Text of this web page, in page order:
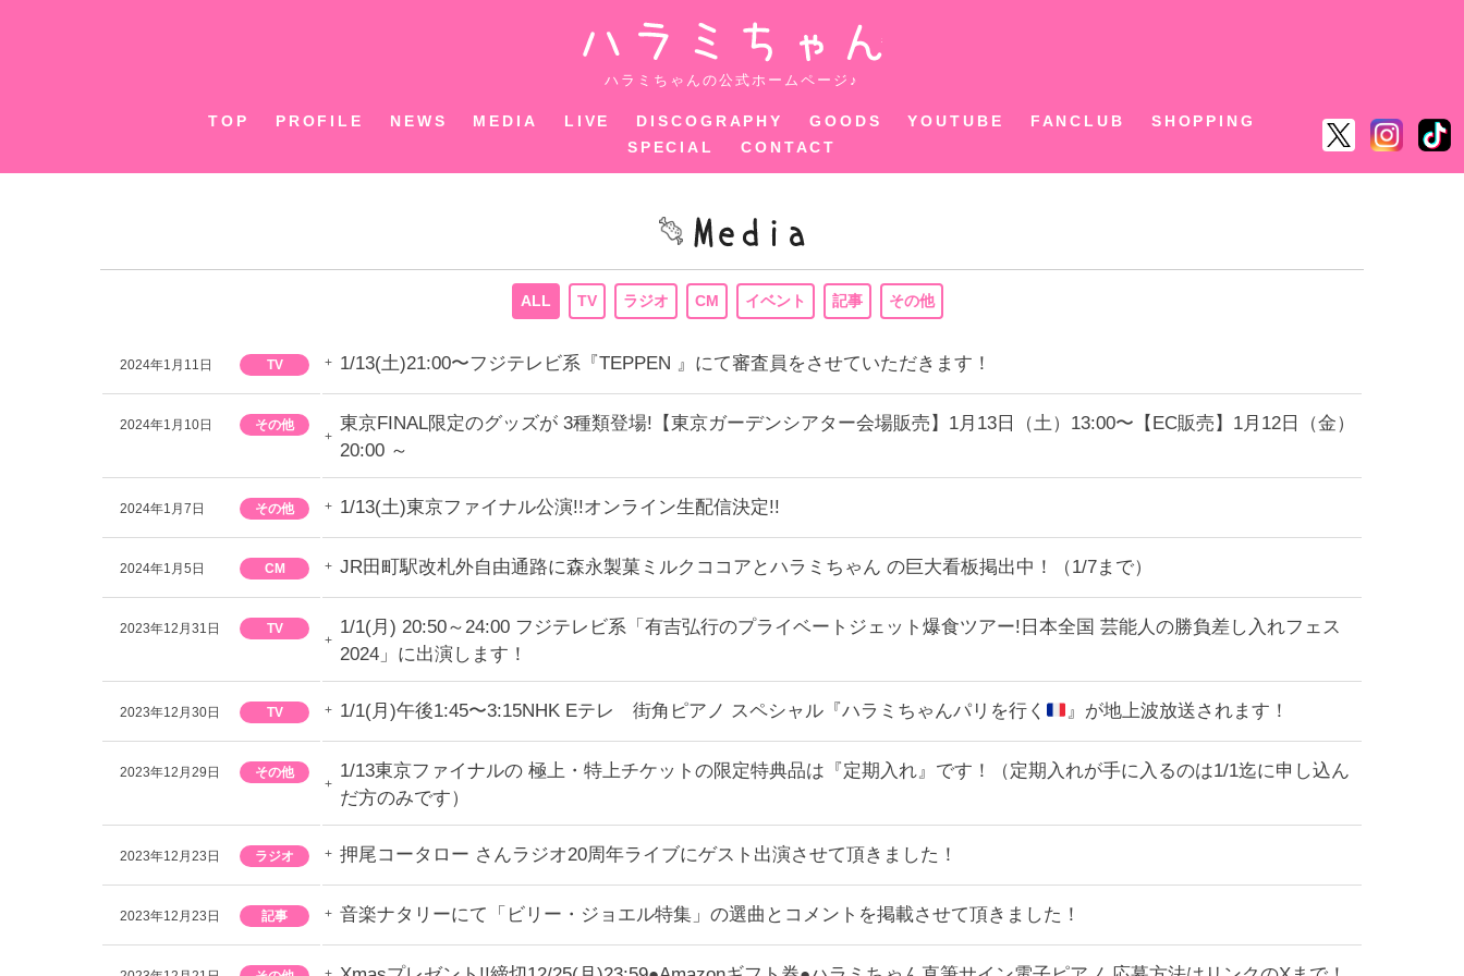
ハラミちゃん
ハラミちゃんの公式ホームページ♪
TOP PROFILE NEWS MEDIA LIVE DISCOGRAPHY GOODS YOUTUBE FANCLUB
SHOPPING
SPECIAL
CONTACT
ALL TV ラジオ CM イベント 記事 その他
2024年1月11日 TV 1/13(土)21:00〜フジテレビ系『TEPPEN 』にて審査員をさせていただきます！
2024年1月10日 その他
東京FINAL限定のグッズが 3種類登場!【東京ガーデンシアター会場販売】1月13日（土）13:00〜【EC販売】1月12日（金）
20:00 ～
2024年1月7日 その他 1/13(土)東京ファイナル公演!!オンライン生配信決定!!
2024年1月5日 CM JR田町駅改札外自由通路に森永製菓ミルクココアとハラミちゃん の巨大看板掲出中！（1/7まで）
2023年12月31日 TV
1/1(月) 20:50～24:00 フジテレビ系「有吉弘行のプライベートジェット爆食ツアー!日本全国 芸能人の勝負差し入れフェス
2024」に出演します！
2023年12月30日 TV 1/1(月)午後1:45〜3:15NHK Eテレ 街角ピアノ スペシャル『ハラミちゃんパリを行く 』が地上波放送されます！
2023年12月29日 その他
1/13東京ファイナルの 極上・特上チケットの限定特典品は『定期入れ』です！（定期入れが手に入るのは1/1迄に申し込ん
だ方のみです）
2023年12月23日 ラジオ 押尾コータロー さんラジオ20周年ライブにゲスト出演させて頂きました！
2023年12月23日 記事 音楽ナタリーにて「ビリー・ジョエル特集」の選曲とコメントを掲載させて頂きました！